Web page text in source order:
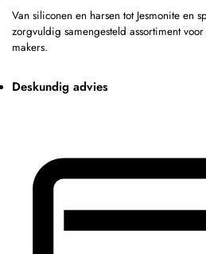
Van siliconen en harsen tot Jesmonite en
zorgvuldig samengesteld assortiment
makers.
Deskundig advies